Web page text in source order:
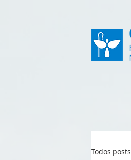
Todos posts